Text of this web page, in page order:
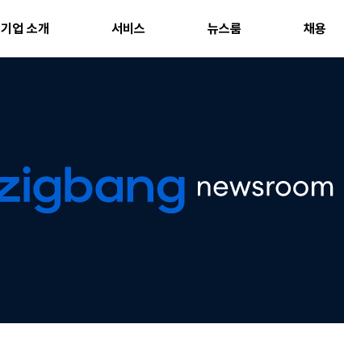
기업 소개 서비스 뉴스룸 채용